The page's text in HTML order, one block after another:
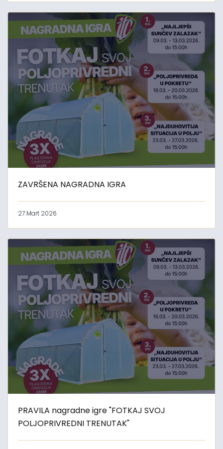
ZAVRŠENA NAGRADNA IGRA
27 Mart 2026
PRAVILA nagradne igre "FOTKAJ SVOJ
POLJOPRIVREDNI TRENUTAK"